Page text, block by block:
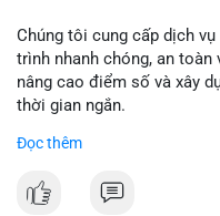
Chúng tôi cung cấp dịch
trình nhanh chóng, an
nâng cao điểm số và xây
thời gian ngắn.
Đặt hàng ngay hôm nay để
👉 Order tại: localpvashop
Đọc thêm